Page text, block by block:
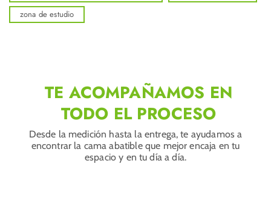
zona de estudio
TE ACOMPAÑAMOS EN
TODO EL PROCESO
Desde la medición hasta la entrega, te ayudamos a
encontrar la cama abatible que mejor encaja en tu
espacio y en tu día a día.